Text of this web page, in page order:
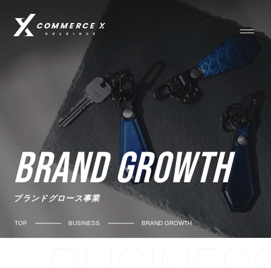
BRAND GROWTH
ブランドグロース事業
TOP BUSINESS BRAND GROWTH